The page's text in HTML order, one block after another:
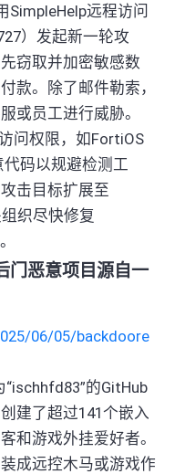
SimpleHelp远程访问
）发起新一轮攻
窃取并加密敏感数
款。除了邮件勒索，
或员工进行威胁。
问权限，如FortiOS
码以规避检测工
击目标扩展至
织尽快修复
门恶意项目源自一
06/05/backdoore
的GitHub
建了超过141个嵌入
和游戏外挂爱好者。
成远控木马或游戏作